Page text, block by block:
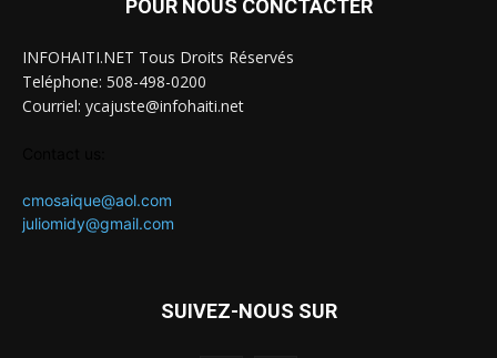
POUR NOUS CONCTACTER
INFOHAITI.NET Tous Droits Réservés
Teléphone: 508-498-0200
Courriel: ycajuste@infohaiti.net
cmosaique@aol.com
juliomidy@gmail.com
SUIVEZ-NOUS SUR